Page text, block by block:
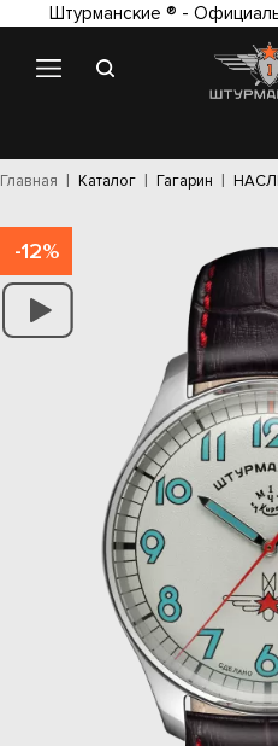
Штурманские ® -
Главная Каталог Гагарин
-12%